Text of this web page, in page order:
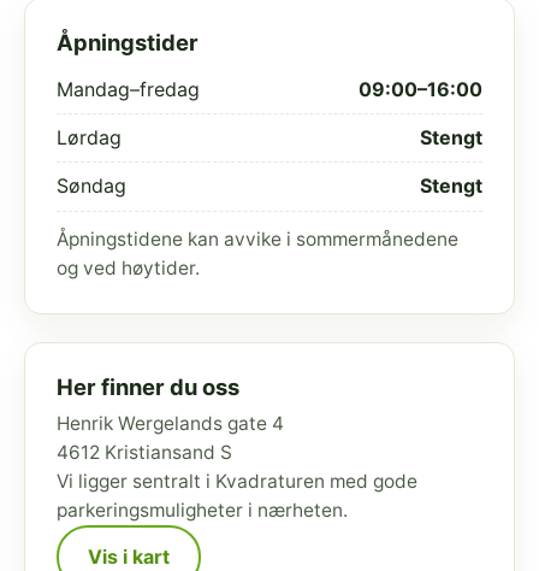
Åpningstider
Mandag–fredag 09:00–16:00
Lørdag Stengt
Søndag Stengt
Åpningstidene kan avvike i sommermånedene
og ved høytider.
Her finner du oss
Henrik Wergelands gate 4
4612 Kristiansand S
Vi ligger sentralt i Kvadraturen med gode
parkeringsmuligheter i nærheten.
Vis i kart